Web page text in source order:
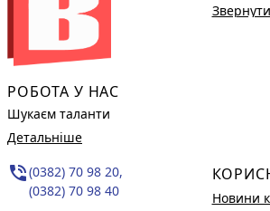
РОБОТА У НАС
Шукаєм таланти
Детальніше
phone_in_talk(0382) 70 98 20,
(0382) 70 98 40
Новини